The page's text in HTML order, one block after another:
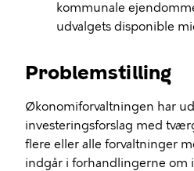
kommunale
udvalgets disponible
Problemstilling
Økonomiforvaltningen har
investeringsforslag med
flere eller alle forvaltninger
indgår i forhandlingerne om